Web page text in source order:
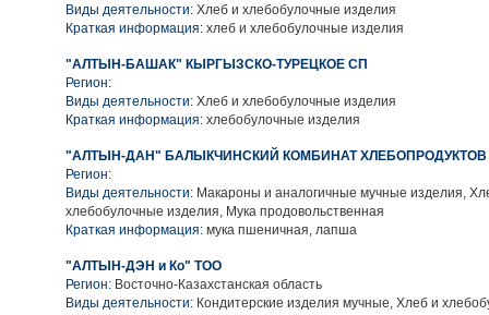
Виды деятельности: Хлеб и хлебобулочные изделия
Краткая информация: хлеб и хлебобулочные изделия
"АЛТЫН-БАШАК" КЫРГЫЗСКО-ТУРЕЦКОЕ СП
Регион:
Виды деятельности: Хлеб и хлебобулочные изделия
Краткая информация: хлебобулочные изделия
"АЛТЫН-ДАН" БАЛЫКЧИНСКИЙ КОМБИНАТ ХЛЕБОПРОДУКТОВ
Регион:
Виды деятельности: Макароны и аналогичные мучные изделия,
хлебобулочные изделия, Мука продовольственная
Краткая информация: мука пшеничная, лапша
"АЛТЫН-ДЭН и Ко" ТОО
Регион: Восточно-Казахстанская область
Виды деятельности: Кондитерские изделия мучные, Хлеб и